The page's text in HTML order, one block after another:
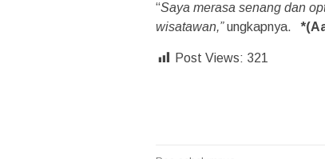
“Saya merasa senang dan
wisatawan,”ungkapnya.
Post Views: 321